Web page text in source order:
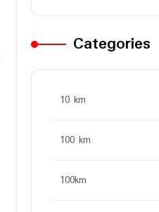
Categories
10 km
100 km
100km